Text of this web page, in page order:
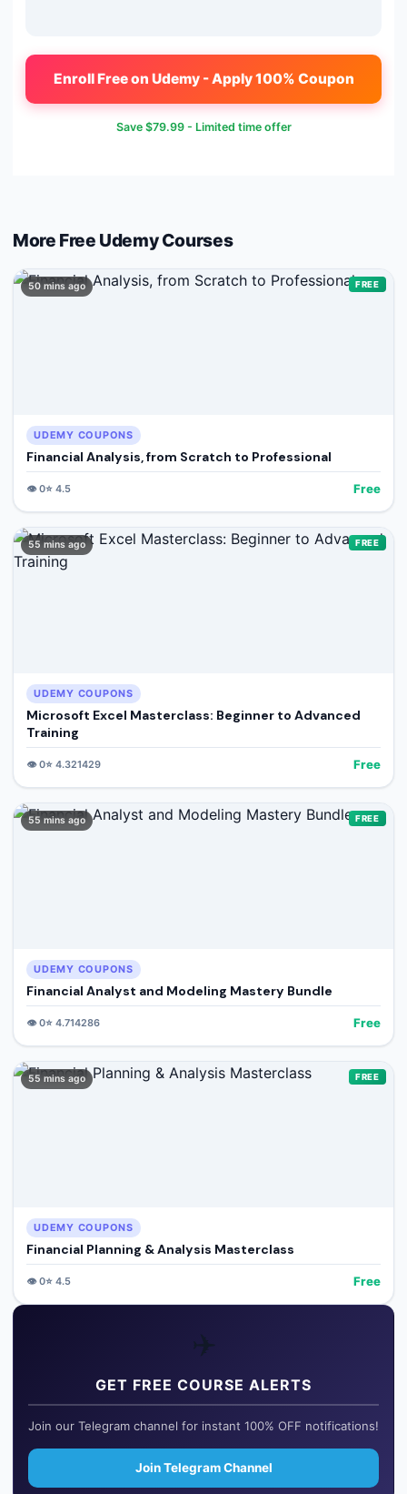
Enroll Free on Udemy - Apply 100% Coupon
Save $79.99- Limited time offer
More Free UdemyCourses
50 mins ago FREE
UDEMY COUPONS
Financial Analysis, from Scratch to Professional
👁️0⭐ 4.5 Free
55 mins ago FREE
UDEMY COUPONS
Microsoft Excel Masterclass: Beginner to Advanced
Training
👁️0⭐ 4.321429 Free
55 mins ago FREE
UDEMY COUPONS
Financial Analyst and Modeling Mastery Bundle
👁️0⭐ 4.714286 Free
55 mins ago FREE
UDEMY COUPONS
Financial Planning & Analysis Masterclass
👁️0⭐ 4.5 Free
✈️
GET FREE COURSE ALERTS
Join our Telegram channel for instant 100% OFF notifications!
Join Telegram Channel